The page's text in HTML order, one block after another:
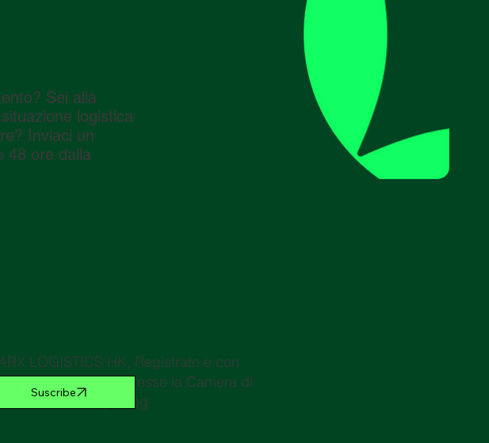
Sei alla
logistica
Inviaci un
48 ore dalla
LOGISTICS HK, Registrato e con
commerciale presso la Camera di
di Hong Kong
Suscribe